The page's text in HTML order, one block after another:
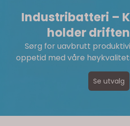
Industribatteri –
holder
Sørg for uavbrutt
oppetid med våre
Se utvalg